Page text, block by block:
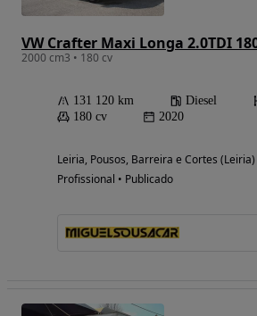
VW Crafter Maxi Longa 2.0TDI
2000 cm3 • 180 cv
131 120 km Diesel
180 cv
2020
Leiria, Pousos, Barreira e Cortes (Leiria)
Profissional • Publicado